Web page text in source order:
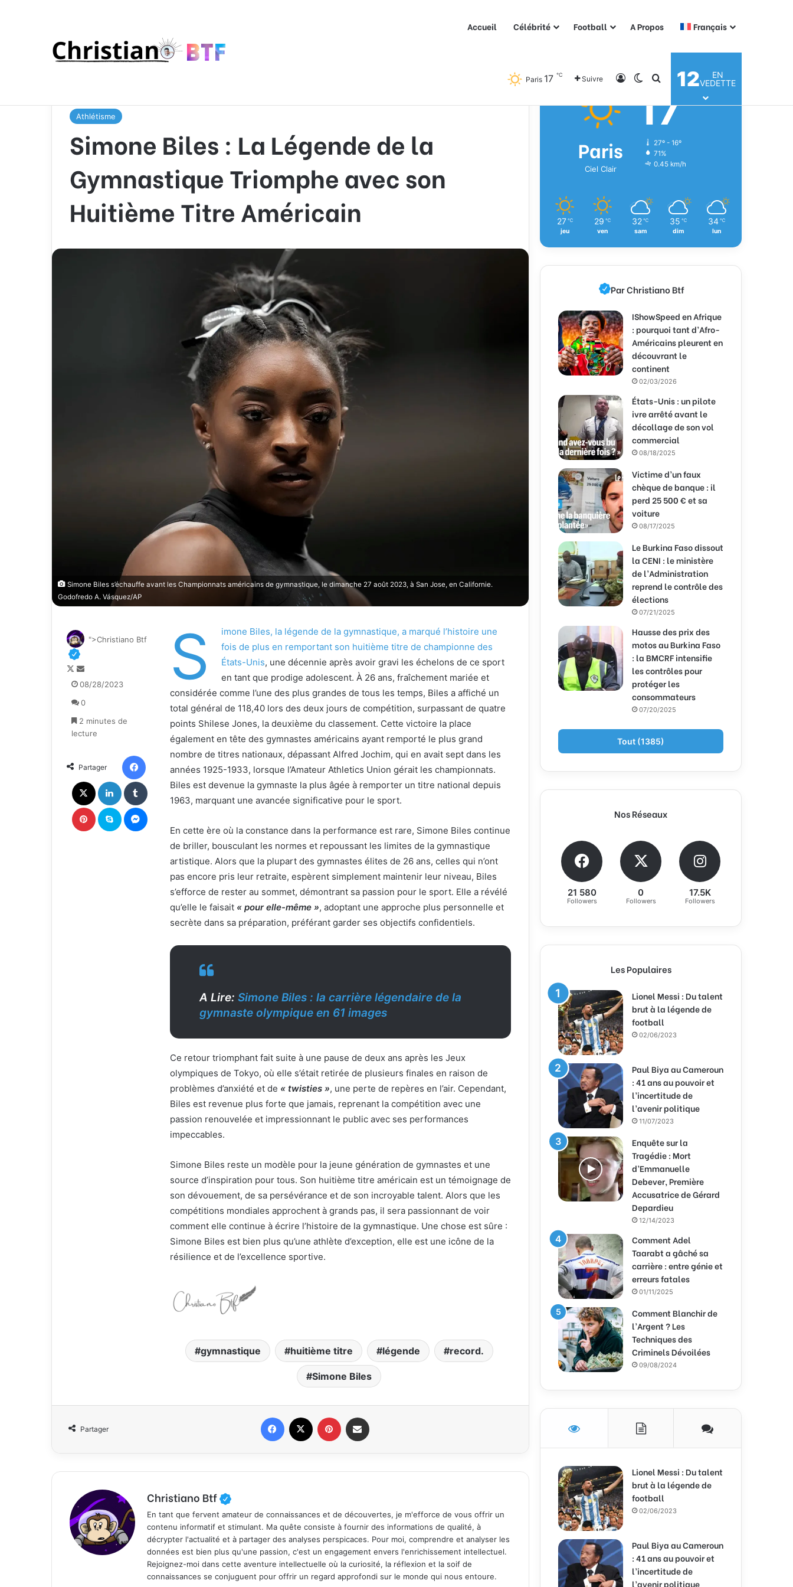
Accueil Célébrité Football A Propos Français
Paris 17 ℃ Suivre ConnexionSwitch skin
Rechercher
12
EN
VEDETTE
Athlétisme
Simone Biles : La Légende de la
Gymnastique Triomphe avec son
Huitième Titre Américain
Simone Biles s’échauffe avant les Championnats américains de gymnastique, le dimanche 27 août 2023, à San Jose, en Californie.
Godofredo A. Vásquez/AP
S
imone Biles, la légende de la gymnastique, a marqué l’histoire une
fois de plus en remportant son huitième titre de championne des
États-Unis, une décennie après avoir gravi les échelons de ce sport
en tant que prodige adolescent. À 26 ans, fraîchement mariée et
considérée comme l’une des plus grandes de tous les temps, Biles a affiché un
total général de 118,40 lors des deux jours de compétition, surpassant de quatre
points Shilese Jones, la deuxième du classement. Cette victoire la place
également en tête des gymnastes américains ayant remporté le plus grand
nombre de titres nationaux, dépassant Alfred Jochim, qui en avait sept dans les
années 1925-1933, lorsque l’Amateur Athletics Union gérait les championnats.
Biles est devenue la gymnaste la plus âgée à remporter un titre national depuis
1963, marquant une avancée significative pour le sport.
En cette ère où la constance dans la performance est rare, Simone Biles continue
de briller, bousculant les normes et repoussant les limites de la gymnastique
artistique. Alors que la plupart des gymnastes élites de 26 ans, celles qui n’ont
pas encore pris leur retraite, espèrent simplement maintenir leur niveau, Biles
s’efforce de rester au sommet, démontrant sa passion pour le sport. Elle a révélé
qu’elle le faisait « pour elle-même », adoptant une approche plus personnelle et
secrète dans sa préparation, préférant garder ses objectifs confidentiels.
A Lire: Simone Biles : la carrière légendaire de la
gymnaste olympique en 61 images
Ce retour triomphant fait suite à une pause de deux ans après les Jeux
olympiques de Tokyo, où elle s’était retirée de plusieurs finales en raison de
problèmes d’anxiété et de « twisties », une perte de repères en l’air. Cependant,
Biles est revenue plus forte que jamais, reprenant la compétition avec une
passion renouvelée et impressionnant le public avec ses performances
impeccables.
Simone Biles reste un modèle pour la jeune génération de gymnastes et une
source d’inspiration pour tous. Son huitième titre américain est un témoignage de
son dévouement, de sa persévérance et de son incroyable talent. Alors que les
compétitions mondiales approchent à grands pas, il sera passionnant de voir
comment elle continue à écrire l’histoire de la gymnastique. Une chose est sûre :
Simone Biles est bien plus qu’une athlète d’exception, elle est une icône de la
résilience et de l’excellence sportive.
gymnastique huitième titre légende record.
Simone Biles
">Christiano Btf
F
o
l
o
w
X
n
o
y
e
n
c
o
u
r
r
08/28/2023
0
2 minutes de
lecture
Partager
Partager
Christiano Btf
En tant que fervent amateur de connaissances et de découvertes, je m'efforce de vous offrir un
contenu informatif et stimulant. Ma quête consiste à fournir des informations de qualité, à
décrypter l'actualité et à partager des analyses perspicaces. Pour moi, comprendre et analyser les
données est bien plus qu'une passion, c'est un engagement envers l'enrichissement intellectuel.
Rejoignez-moi dans cette aventure intellectuelle où la curiosité, la réflexion et la soif de
connaissances se conjuguent pour offrir un regard approfondi sur le monde qui nous entoure.
Météo
Paris
Ciel Clair
17 ℃
27º - 16º
71%
0.45 km/h
27 ℃
jeu
29 ℃
ven
32 ℃
sam
35 ℃
dim
34 ℃
lun
Par Christiano Btf
IShowSpeed en Afrique
: pourquoi tant d’Afro-
Américains pleurent en
découvrant le
continent
02/03/2026
États-Unis : un pilote
ivre arrêté avant le
décollage de son vol
commercial
08/18/2025
Victime d’un faux
chèque de banque : il
perd 25 500 € et sa
voiture
08/17/2025
Le Burkina Faso dissout
la CENI : le ministère
de l’Administration
reprend le contrôle des
élections
07/21/2025
Hausse des prix des
motos au Burkina Faso
: la BMCRF intensifie
les contrôles pour
protéger les
consommateurs
07/20/2025
Tout (1385)
Nos Réseaux
21 580
Followers
0
Followers
17.5K
Followers
Les Populaires
Lionel Messi : Du talent
brut à la légende de
football
02/06/2023
Paul Biya au Cameroun
: 41 ans au pouvoir et
l’incertitude de
l’avenir politique
11/07/2023
Enquête sur la
Tragédie : Mort
d’Emmanuelle
Debever, Première
Accusatrice de Gérard
Depardieu
12/14/2023
Comment Adel
Taarabt a gâché sa
carrière : entre génie et
erreurs fatales
01/11/2025
Comment Blanchir de
l’Argent ? Les
Techniques des
Criminels Dévoilées
09/08/2024
Lionel Messi : Du talent
brut à la légende de
football
02/06/2023
Paul Biya au Cameroun
: 41 ans au pouvoir et
l’incertitude de
l’avenir politique